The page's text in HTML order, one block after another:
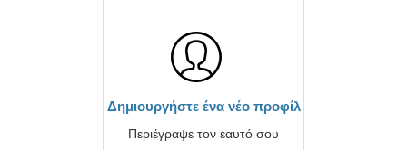
Δημιουργήστε ένα νέο προφίλ
Περιέγραψε τον εαυτό σου